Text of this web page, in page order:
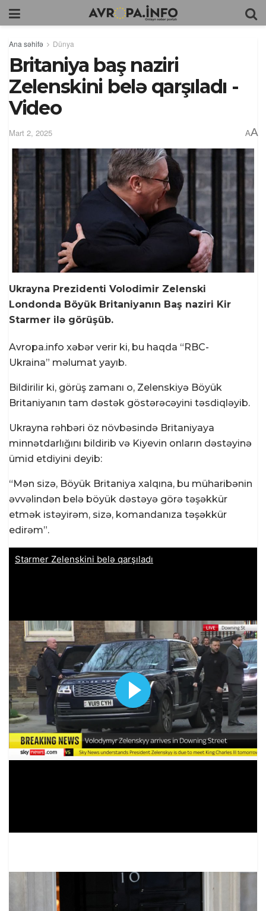
Ana səhifə Dünya
Britaniya baş naziri
Zelenskini belə qarşıladı -
Video
Mart 2, 2025 AA
Ukrayna Prezidenti Volodimir Zelenski
Londonda Böyük Britaniyanın Baş naziri Kir
Starmer ilə görüşüb.
Avropa.info xəbər verir ki, bu haqda “RBC-
Ukraina” məlumat yayıb.
Bildirilir ki, görüş zamanı o, Zelenskiyə Böyük
Britaniyanın tam dəstək göstərəcəyini təsdiqləyib.
Ukrayna rəhbəri öz növbəsində Britaniyaya
minnətdarlığını bildirib və Kiyevin onların dəstəyinə
ümid etdiyini deyib:
“Mən sizə, Böyük Britaniya xalqına, bu müharibənin
əvvəlindən belə böyük dəstəyə görə təşəkkür
etmək istəyirəm, sizə, komandanıza təşəkkür
edirəm”.